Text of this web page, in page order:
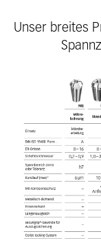
Unser breites